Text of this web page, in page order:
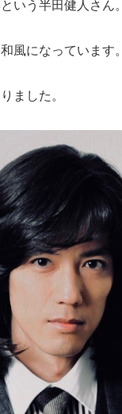
いう半田健人さん。
風になっています。
ました。